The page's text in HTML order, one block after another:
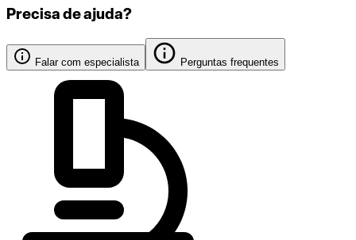
Precisa de ajuda?
Falar com especialista Perguntas frequentes